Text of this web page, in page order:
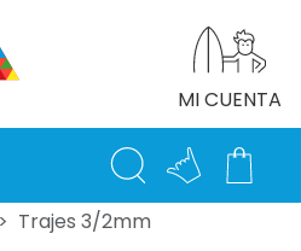
MI CUENTA
Trajes 3/2mm